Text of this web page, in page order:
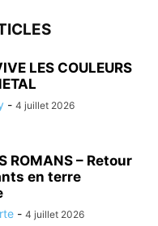
LES COULEURS
- 4 juillet 2026
ROMANS – Retour
en terre
- 4 juillet 2026